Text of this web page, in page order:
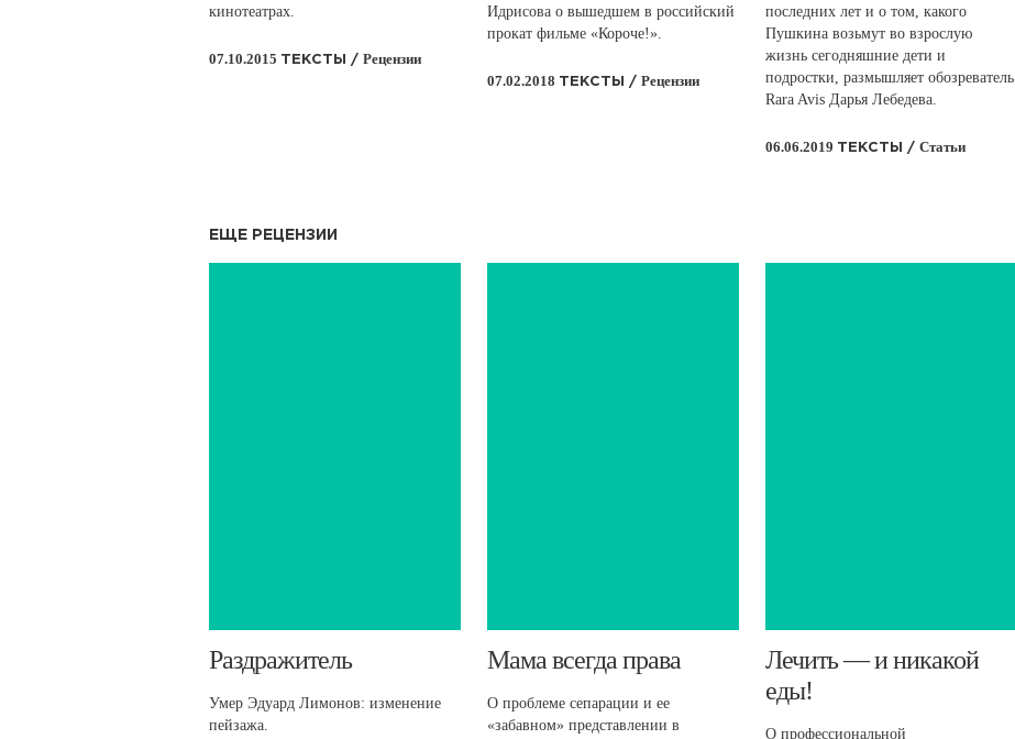
кинотеатрах.
07.10.2015 ТЕКСТЫ / Рецензии
Идрисова о вышедшем в российский
прокат фильме «Короче!».
07.02.2018 ТЕКСТЫ / Рецензии
последних лет и о том, какого
Пушкина возьмут во взрослую
жизнь сегодняшние дети и
подростки, размышляет обозреватель
Rara Avis Дарья Лебедева.
06.06.2019 ТЕКСТЫ / Статьи
ЕЩЕ РЕЦЕНЗИИ
​Раздражитель
Умер Эдуард Лимонов: изменение
пейзажа.
​Мама всегда права
О проблеме сепарации и ее
«забавном» представлении в
​Лечить — и никакой
еды!
О профессиональной